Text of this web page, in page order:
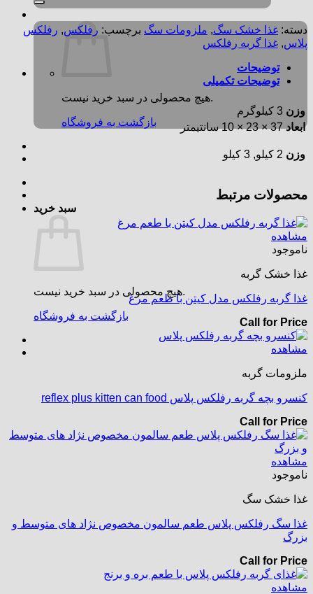
هیچ محصولی در سبد خرید نیست.
بازگشت به فروشگاه
سبد خرید
هیچ محصولی در سبد خرید نیست.
بازگشت به فروشگاه
دسته: غذا خشک سگ, ملزومات سگ برچسب: رفلکس, رفلکس
پلاس, غذا گربه رفلکس
توضیحات
توضیحات تکمیلی
وزن 3 کیلوگرم
ابعاد 37 × 23 × 10 سانتیمتر
وزن 2 کیلو, 3 کیلو
محصولات مرتبط
مشاهده
ناموجود
غذا خشک گربه
غذا گربه رفلکس مدل کیتن با طعم مرغ
Call for Price
مشاهده
ملزومات گربه
کنسرو بچه گربه رفلکس پلاس reflex plus kitten can food
Call for Price
مشاهده
ناموجود
غذا خشک سگ
غذا سگ رفلکس پلاس طعم سالمون مخصوص نژاد های متوسط و
بزرگ
Call for Price
مشاهده